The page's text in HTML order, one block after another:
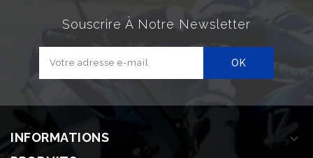
Souscrire À Notre Newsletter
INFORMATIONS 